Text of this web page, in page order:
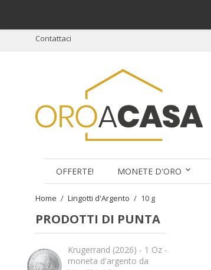
Contattaci
OFFERTE! MONETE D'ORO
Home Lingotti d'Argento 10 g
PRODOTTI DI PUNTA
Krugerrand (2026) - 1 Oz -
moneta d'argento da